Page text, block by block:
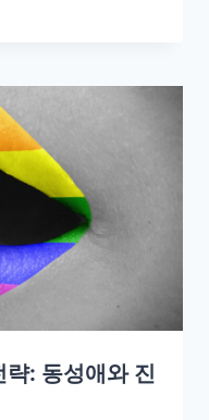
: 동성애와 진